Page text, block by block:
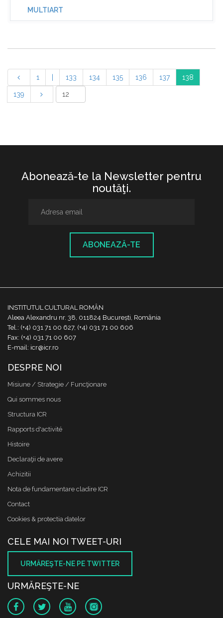
MULTIART
1 133 134 135 136 137 138
139
Abonează-te la Newsletter pentru
noutăţi.
ABONEAZĂ-TE
INSTITUTUL CULTURAL ROMÂN
Aleea Alexandru nr. 38, 011824 București, România
Tel.: (+4) 031 71 00 627, (+4) 031 71 00 606
Fax: (+4) 031 71 00 607
E-mail: icr@icr.ro
DESPRE NOI
Misiune / Strategie / Funcţionare
Qui sommes nous
Structura ICR
Rapports d'activité
Histoire
Declaraţii de avere
Achizitii
Nota de fundamentare cladire ICR
Contact
Cookies & protectia datelor
CELE MAI NOI TWEET-URI
URMĂREŞTE-NE PE TWITTER
URMĂREŞTE-NE